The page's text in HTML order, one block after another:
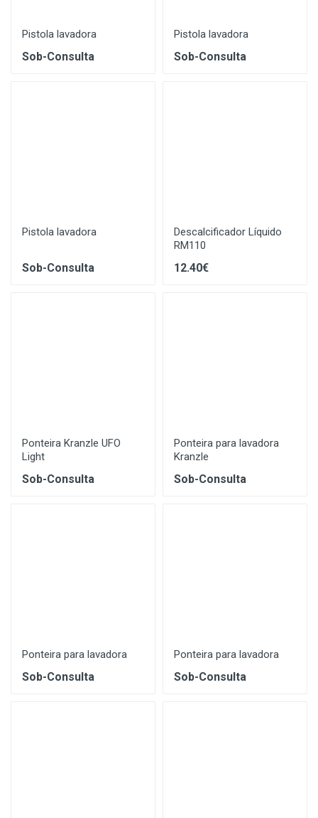
Pistola lavadora
Sob-Consulta
Pistola lavadora
Sob-Consulta
Pistola lavadora
Sob-Consulta
Descalcificador Líquido
RM110
12.40€
Ponteira Kranzle UFO
Light
Sob-Consulta
Ponteira para lavadora
Kranzle
Sob-Consulta
Ponteira para lavadora
Sob-Consulta
Ponteira para lavadora
Sob-Consulta